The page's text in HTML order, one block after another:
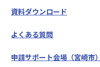
資料ダウンロード
よくある質問
申請サポート会場（宮崎市）